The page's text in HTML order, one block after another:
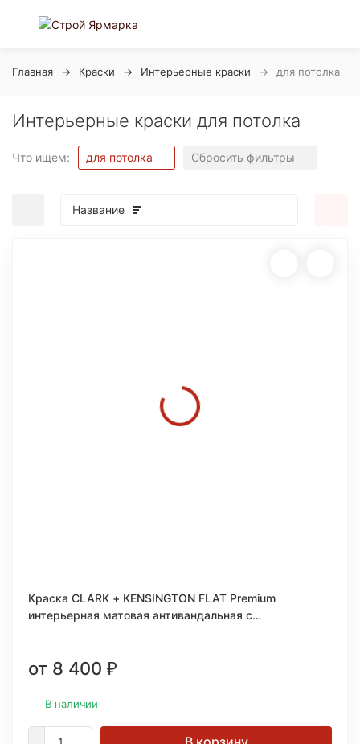
Главная Краски Интерьерные краски для потолка
Интерьерные краски для потолка
Что ищем: для потолка Сбросить фильтры
Название
Краска CLARK + KENSINGTON FLAT Premium
интерьерная матовая антивандальная c
от 8 400 ₽
В наличии